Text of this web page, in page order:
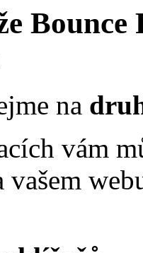
Bounce
na
vám
vašem